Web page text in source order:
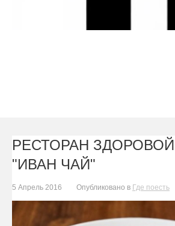
РЕСТОРАН
"ИВАН ЧАЙ"
5 Апрель 2016 Опубликовано в Где поесть